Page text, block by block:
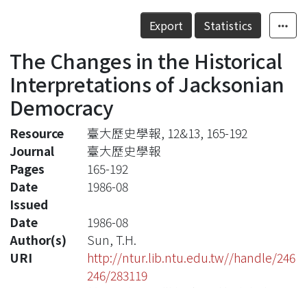
Statistics
Details
Export Statistics
The Changes in the Historical
Interpretations of Jacksonian
Democracy
Resource
臺大歷史學報, 12&13, 165-192
Journal
臺大歷史學報
Pages
165-192
Date
Issued
1986-08
Date
1986-08
Author(s)
Sun, T.H.
URI
http://ntur.lib.ntu.edu.tw//handle/246
246/283119